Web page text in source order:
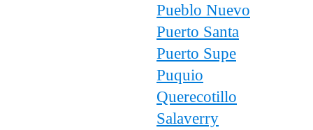
Pueblo Nuevo
Puerto Santa
Puerto Supe
Puquio
Querecotillo
Salaverry